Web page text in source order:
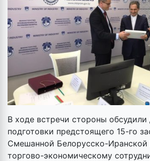
В ходе встречи стороны обсудили
подготовки предстоящего 15-го
Смешанной Белорусско-Иранской
торгово-экономическому